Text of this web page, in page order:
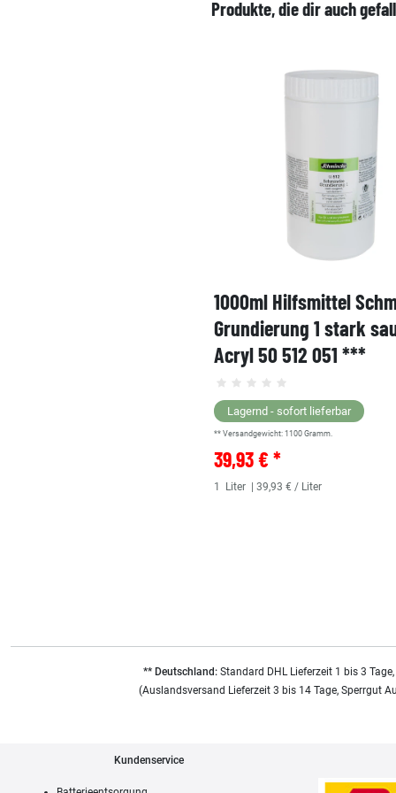
Produkte, die dir auch
1000ml Hilfsmittel
Grundierung 1 stark
Acryl 50 512 051 ***
Lagernd - sofort lieferbar
** Versandgewicht: 1100 Gramm.
39,93 € *
1 Liter | 39,93 € / Liter
** Deutschland:Standard DHL Lieferzeit 1 bis 3
(Auslandsversand Lieferzeit 3 bis 14 Tage, Sperrgut
Kundenservice